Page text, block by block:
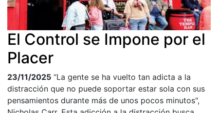
El Control se Impone por el
Placer
23/11/2025 “La gente se ha vuelto tan adicta a la
distracción que no puede soportar estar sola con sus
pensamientos durante más de unos pocos minutos",